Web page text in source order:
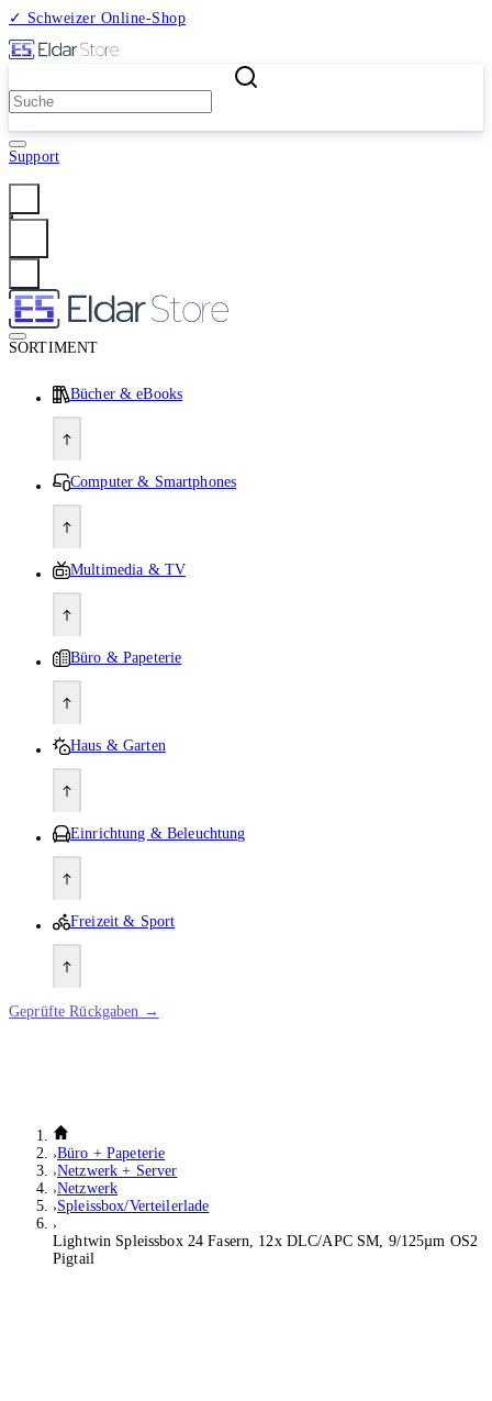
✓ Schweizer Online-Shop
Support
SORTIMENT
Bücher & eBooks
Computer & Smartphones
Multimedia & TV
Büro & Papeterie
Haus & Garten
Einrichtung & Beleuchtung
Freizeit & Sport
Geprüfte Rückgaben →
Büro + Papeterie
Netzwerk + Server
Netzwerk
Spleissbox/Verteilerlade
Lightwin Spleissbox 24 Fasern, 12x DLC/APC SM, 9/125µm OS2
Pigtail